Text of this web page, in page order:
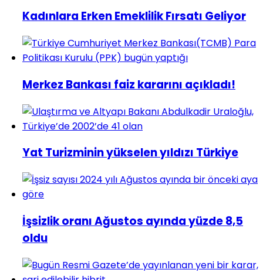
Kadınlara Erken Emeklilik Fırsatı Geliyor
Merkez Bankası faiz kararını açıkladı!
Yat Turizminin yükselen yıldızı Türkiye
İşsizlik oranı Ağustos ayında yüzde 8,5
oldu